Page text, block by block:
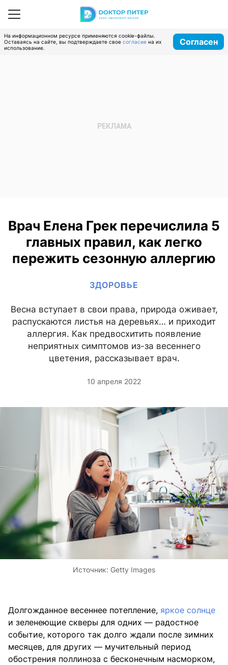
На информационном ресурсе применяются cookie-файлы.
Оставаясь на сайте, вы подтверждаете свое согласие на их
использование.
Согласен
Врач Елена Грек перечислила 5
главных правил, как легко
пережить сезонную аллергию
ЗДОРОВЬЕ
Весна вступает в свои права, природа оживает,
распускаются листья на деревьях… и приходит
аллергия. Как предвосхитить появление
неприятных симптомов из-за весеннего
цветения, рассказывает врач.
10 апреля 2022
Источник: Getty Images
Долгожданное весеннее потепление, яркое солнце
и зеленеющие скверы для одних — радостное
событие, которого так долго ждали после зимних
месяцев, для других — мучительный период
обострения поллиноза с бесконечным насморком,